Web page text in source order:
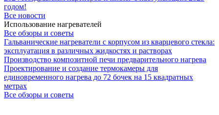
годом!
Все новости
Использование нагревателей
Все обзоры и советы
Гальванические нагреватели с корпусом из кварцевого стекла:
эксплуатация в различных жидкостях и растворах
Производство композитной печи предварительного нагрева
Проектирование и создание термокамеры для
единовременного нагрева до 72 бочек на 15 квадратных
метрах
Все обзоры и советы